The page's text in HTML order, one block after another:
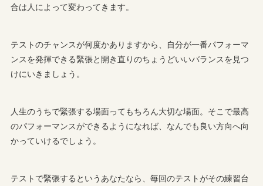
合は人によって変わってきます。
テストのチャンスが何度かありますから、自分が一番パフォーマ
ンスを発揮できる緊張と開き直りのちょうどいいバランスを見つ
けにいきましょう。
人生のうちで緊張する場面ってもちろん大切な場面。そこで最高
のパフォーマンスができるようになれば、なんでも良い方向へ向
かっていけるでしょう。
テストで緊張するというあなたなら、毎回のテストがその練習台